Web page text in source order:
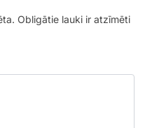
Obligātie lauki ir atzīmēti